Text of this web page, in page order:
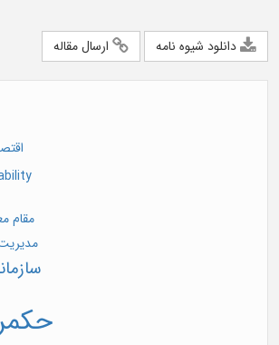
دانلود شیوه نامه
ارسال مقاله
مقام